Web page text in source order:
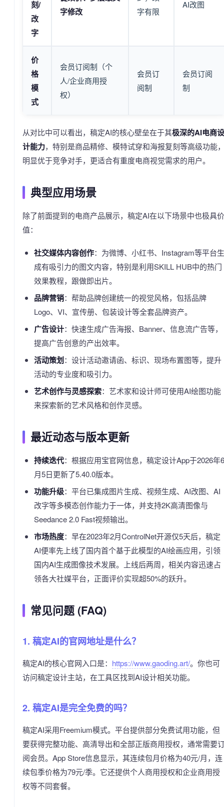
刻/
改
字
字修改
字有限
AI改图
价
格
模
式
会员订阅制（个
人/企业商用授
权）
会员订
阅制
会员订阅
制
从对比中可以看出，稿定AI的核心壁垒在于其极深的AI电商设
计能力，特别是商品精修、模特试穿和海报复刻等高级功能
明显优于竞争对手，更适合有重度电商视觉需求的用户。
典型应用场景
除了前面提到的电商产品展示，稿定AI在以下场景中也极具价
值：
社交媒体内容创作：为微博、小红书、Instagram等平台生
成有吸引力的图文内容，特别是利用SKILL HUB中的热门
效果教程，跟做即出片。
品牌营销：帮助品牌创建统一的视觉风格，包括品牌
Logo、VI、宣传册、包装设计等全套品牌资产。
广告设计：快速生成广告海报、Banner、信息流广告等，
提高广告创意的产出效率。
活动策划：设计活动邀请函、标识、现场布置图等，提升
活动的专业度和吸引力。
艺术创作与灵感探索：艺术家和设计师可使用AI绘图功能
来探索新的艺术风格和创作灵感。
最近动态与版本更新
持续迭代：根据应用宝官网信息，稿定设计App于2026年6
月5日更新了5.40.0版本。
功能升级：平台已集成图片生成、视频生成、AI改图、AI
改字等多模态创作能力于一体，并支持2K高清图像与
Seedance 2.0 Fast视频输出。
市场热度：早在2023年2月ControlNet开源仅5天后，稿定
AI便率先上线了国内首个基于此模型的AI绘画应用，引领
国内AI生成图像技术发展。上线后两周，相关内容迅速占
领各大社媒平台，正面评价实现超50%的跃升。
常见问题 (FAQ)
1. 稿定AI的官网地址是什么？
稿定AI的核心官网入口是： https://www.gaoding.art/。你也可
访问稿定设计主站，在工具区找到AI设计相关功能。
2. 稿定AI是完全免费的吗？
稿定AI采用Freemium模式。平台提供部分免费试用功能，但
要获得完整功能、高清导出和全部正版商用授权，通常需要
阅会员。App Store信息显示，其连续包月价格为40元/月，连
续包季价格为79元/季。它还提供个人商用授权和企业商用授
权等不同套餐。